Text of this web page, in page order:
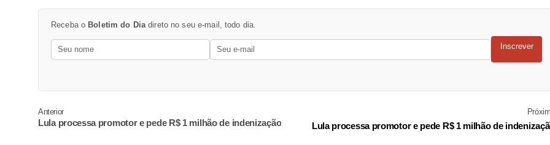
Receba o Boletim do Dia direto no seu e-mail, todo dia.
Inscrever
Anterior
Lula processa promotor e pede R$ 1 milhão de indenização Lula processa promotor e pede R$ 1 milhão de